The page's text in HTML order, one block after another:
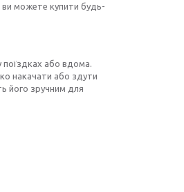
ви можете купити будь-
поїздках або вдома.
накачати або здути
його зручним для